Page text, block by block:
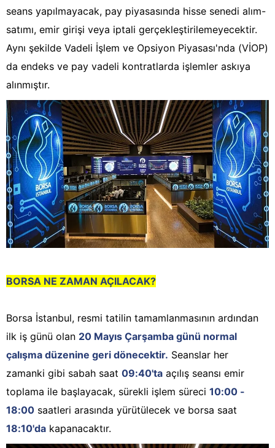
seans yapılmayacak, pay piyasasında hisse senedi alım-
satımı, emir girişi veya iptali gerçekleştirilemeyecektir.
Aynı şekilde Vadeli İşlem ve Opsiyon Piyasası'nda (VİOP)
da endeks ve pay vadeli kontratlarda işlemler askıya
alınmıştır.
BORSA NE ZAMAN AÇILACAK?
Borsa İstanbul, resmi tatilin tamamlanmasının ardından
ilk iş günü olan 20 Mayıs Çarşamba günü normal
çalışma düzenine geri dönecektir. Seanslar her
zamanki gibi sabah saat 09:40'ta açılış seansı emir
toplama ile başlayacak, sürekli işlem süreci 10:00 -
18:00 saatleri arasında yürütülecek ve borsa saat
18:10'da kapanacaktır.